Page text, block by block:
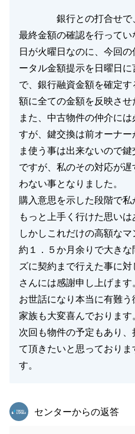
銀行との打合せで、
最終金額の確認を行って
日が火曜日なのに、今回
ータル金額提示を日曜日
で、銀行融資金額を確定
額に全ての金額を反映させ
また、中古物件の仲介に
すが、鍵交換は前オーナ
ま使う事は出来ないので
ですが、私のその対応が
わない事となりました。
購入意思を示した段階で私
もっと上手く行けた思いは
しかしこれだけの高額な
約１．５か月余りで大き
ズに契約まで行えた事に
さんには感謝申し上げます
お世話になり本当に有難う
家族も大変喜んでおります
次回も物件の予定もあり
て頂きたいと思っており
す。
東急リバブル
センターからの返答